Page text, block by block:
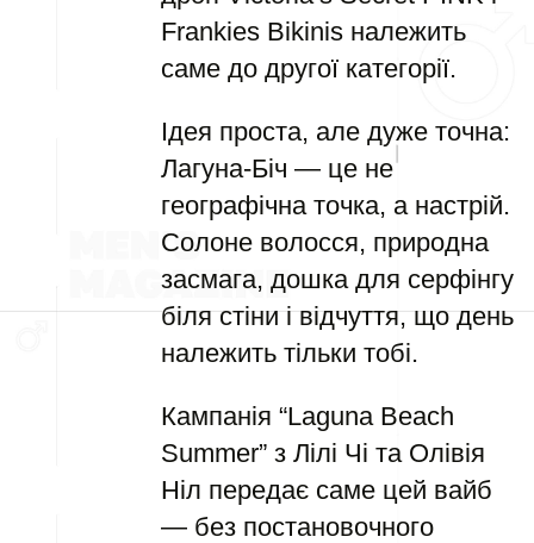
Frankies Bikinis належить
саме до другої категорії.
Ідея проста, але дуже точна:
Лагуна-Біч — це не
географічна точка, а настрій.
Солоне волосся, природна
засмага, дошка для серфінгу
біля стіни і відчуття, що день
належить тільки тобі.
Кампанія “Laguna Beach
Summer” з Лілі Чі та Олівія
Ніл передає саме цей вайб
— без постановочного